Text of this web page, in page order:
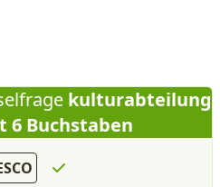
kulturabteilung
6 Buchstaben